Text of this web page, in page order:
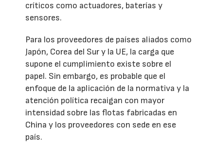
críticos como actuadores, baterías y
sensores.
Para los proveedores de países aliados como
Japón, Corea del Sur y la UE, la carga que
supone el cumplimiento existe sobre el
papel. Sin embargo, es probable que el
enfoque de la aplicación de la normativa y la
atención política recaigan con mayor
intensidad sobre las flotas fabricadas en
China y los proveedores con sede en ese
país.